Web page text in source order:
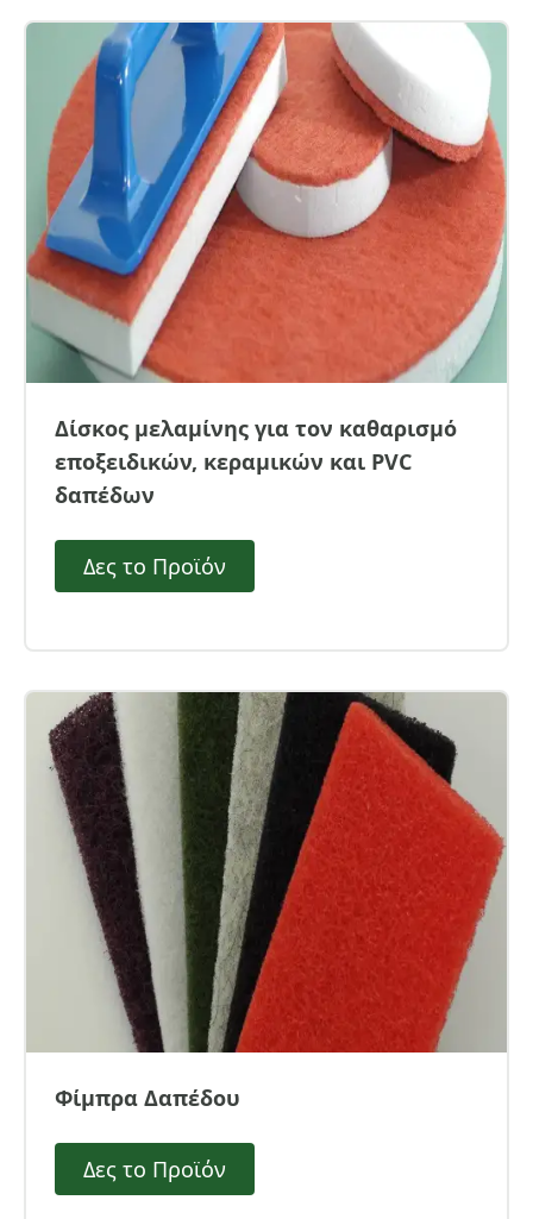
Δίσκος μελαμίνης για τον καθαρισμό
εποξειδικών, κεραμικών και PVC
δαπέδων
Δες το Προϊόν
Φίμπρα Δαπέδου
Δες το Προϊόν